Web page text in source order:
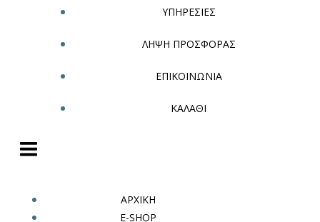
ΥΠΗΡΕΣΙΕΣ
ΛΗΨΗ ΠΡΟΣΦΟΡΑΣ
ΕΠΙΚΟΙΝΩΝΙΑ
ΚΑΛΑΘΙ
ΑΡΧΙΚΗ
E-SHOP